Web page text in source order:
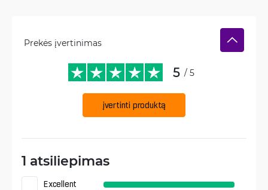
Prekės įvertinimas
5 / 5
įvertinti produktą
1 atsiliepimas
Excellent